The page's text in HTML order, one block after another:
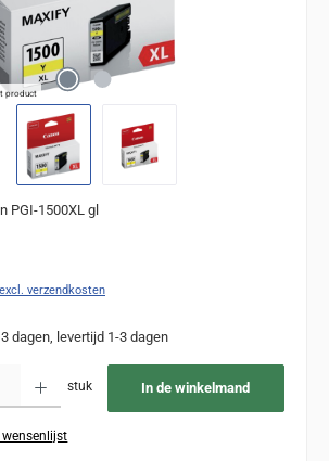
product
PGI-1500XL gl
verzendkosten
dagen, levertijd 1-3 dagen
stuk In de winkelmand
wensenlijst